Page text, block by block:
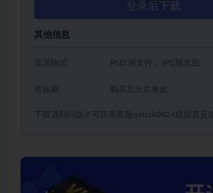
登录后下载
其他信息
资源格式 PSD 源文件，JPG预览图
有效期 购买后永久有效
下载遇到问题？可联系客服qmsck0824或留言反馈